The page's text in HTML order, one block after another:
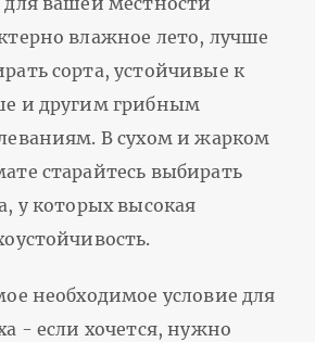
влажное лето, лучше
сорта, устойчивые к
и другим грибным
В сухом и жарком
старайтесь выбирать
у которых высокая
необходимое условие для
- если хочется, нужно